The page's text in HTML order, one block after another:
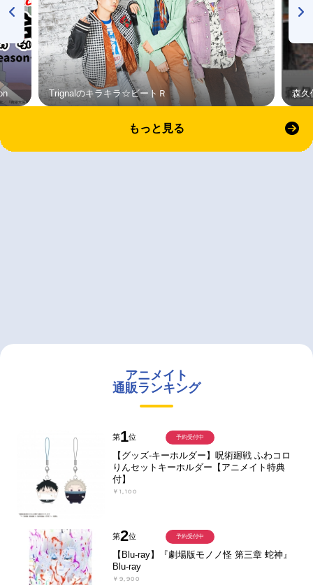
Trignalのキラキラ☆ビートＲ 森久
もっと見る
アニメイト
通販ランキング
第1位
【グッズ-キーホルダー】呪術廻戦 ふわコロ
りんセットキーホルダー【アニメイト特典
付】
￥1,100
予約受付中
第2位
【Blu-ray】『劇場版モノノ怪 第三章 蛇神』
Blu-ray
￥9,900
予約受付中